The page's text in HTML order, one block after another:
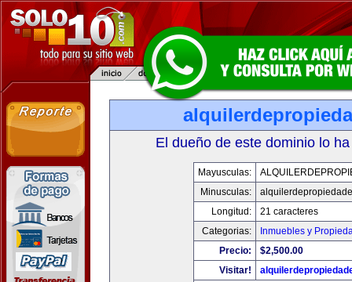
El dueño de este dominio lo
Mayusculas:
Minusculas:
Longitud:
21 caracteres
Categorias:
Inmuebles y
Precio:
$2,500.00
Visitar!